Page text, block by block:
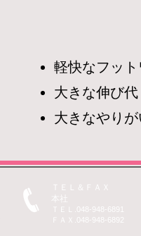
軽快なフッ
大きな伸び代
大きなやり
ＴＥＬ＆ＦＡＸ
ＴＥＬ.048-948-6891
ＦＡＸ.048-948-6892